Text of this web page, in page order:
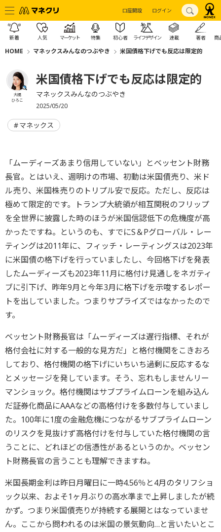
口座開設 ログイン
新着 人気 マーケット 特集 初心者 ライフデザイン 連載 著者 商
HOME マネックスみんなのつぶやき 米国債格下げでも反応は限定的
大橋
ひろこ
米国債格下げでも反応は限定的
マネックスみんなのつぶやき
2025/05/20
マネックス
「ムーディーズあまり信用していない」とベッセント財務
長官。とはいえ、週明けの市場、初動は米国債売り、米ド
ル売り、米国株売りのトリプル安で反応。ただし、反応は
極めて限定的です。トランプ大統領が相互関税のフリップ
を全世界に披露した時のほうが米国信認低下の危機度が高
かったですね。というのも、すでにS＆Pグローバル・レー
ティングは2011年に、フィッチ・レーティングスは2023年
に米国債の格下げを行っていましたし、今回格下げを発表
したムーディーズも2023年11月に格付け見通しをネガティ
ブに引下げ、昨年9月と今年3月に格下げを示唆するレポー
トを出していました。つまりサプライズではなかったので
す。
ベッセント財務長官は「ムーディーズは遅行指標、それが
格付会社に対する一般的な見方だ」と格付機関をこきおろ
しており、格付機関の格下げにいちいち過剰に反応するな
とメッセージを発しています。そう、忘れもしませんリー
マンショック。格付機関はサブプライムローンを組み込ん
だ証券化商品にAAAなどの高格付けを多数付与していまし
た。100年に1度の金融危機につながるサブプライムローン
のリスクを見抜けず高格付けを付与していた格付機関の言
うことに、どれほどの信憑性があるというのか。ベッセン
ト財務長官の言うことも理解できますね。
米国長期金利は昨日月曜日に一時4.56％と4月のタリフショ
ック以来、およそ1ヶ月ぶりの高水準まで上昇しましたが続
かず。つまり米国債売りが持続する展開とはなっていませ
ん。ここから問われるのは米国の景気動向…と言いたいとこ